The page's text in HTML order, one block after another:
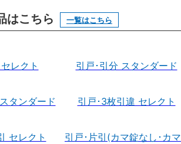
はこちら 一覧はこちら
レクト 引戸･引分 スタンダード
タンダード 引戸･3枚引違 セレクト
セレクト
引戸･片引(カマ錠なし･カマ